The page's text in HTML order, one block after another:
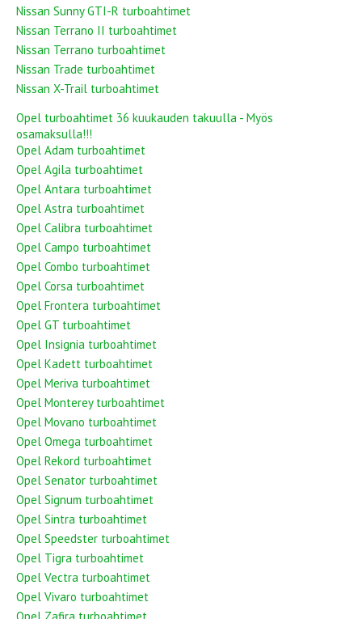
Nissan Sunny GTI-R turboahtimet
Nissan Terrano II turboahtimet
Nissan Terrano turboahtimet
Nissan Trade turboahtimet
Nissan X-Trail turboahtimet
Opel turboahtimet 36 kuukauden takuulla - Myös
osamaksulla!!!
Opel Adam turboahtimet
Opel Agila turboahtimet
Opel Antara turboahtimet
Opel Astra turboahtimet
Opel Calibra turboahtimet
Opel Campo turboahtimet
Opel Combo turboahtimet
Opel Corsa turboahtimet
Opel Frontera turboahtimet
Opel GT turboahtimet
Opel Insignia turboahtimet
Opel Kadett turboahtimet
Opel Meriva turboahtimet
Opel Monterey turboahtimet
Opel Movano turboahtimet
Opel Omega turboahtimet
Opel Rekord turboahtimet
Opel Senator turboahtimet
Opel Signum turboahtimet
Opel Sintra turboahtimet
Opel Speedster turboahtimet
Opel Tigra turboahtimet
Opel Vectra turboahtimet
Opel Vivaro turboahtimet
Opel Zafira turboahtimet